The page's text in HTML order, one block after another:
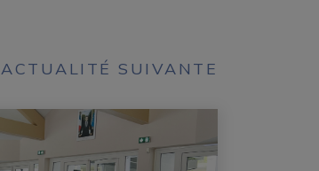
ACTUALITÉ SUIVANTE